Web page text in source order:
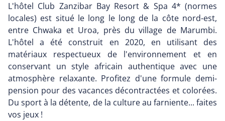
L'hôtel Club Zanzibar Bay Resort & Spa 4* (normes
locales) est situé le long le long de la côte nord-est,
entre Chwaka et Uroa, près du village de Marumbi.
L'hôtel a été construit en 2020, en utilisant des
matériaux respectueux de l'environnement et en
conservant un style africain authentique avec une
atmosphère relaxante. Profitez d'une formule demi-
pension pour des vacances décontractées et colorées.
Du sport à la détente, de la culture au farniente... faites
vos jeux !